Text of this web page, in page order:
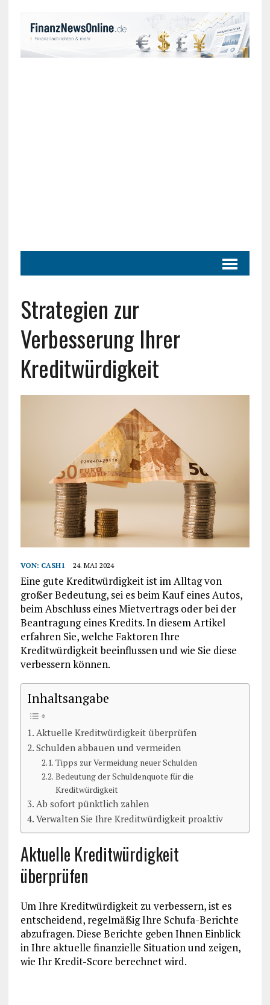
Strategien zur
Verbesserung Ihrer
Kreditwürdigkeit
VON: CASH1 24. MAI 2024
Eine gute Kreditwürdigkeit ist im Alltag von
großer Bedeutung, sei es beim Kauf eines Autos,
beim Abschluss eines Mietvertrags oder bei der
Beantragung eines Kredits. In diesem Artikel
erfahren Sie, welche Faktoren Ihre
Kreditwürdigkeit beeinflussen und wie Sie diese
verbessern können.
Inhaltsangabe
Aktuelle Kreditwürdigkeit überprüfen
Schulden abbauen und vermeiden
Tipps zur Vermeidung neuer Schulden
Bedeutung der Schuldenquote für die
Kreditwürdigkeit
Ab sofort pünktlich zahlen
Verwalten Sie Ihre Kreditwürdigkeit proaktiv
Aktuelle Kreditwürdigkeit
überprüfen
Um Ihre Kreditwürdigkeit zu verbessern, ist es
entscheidend, regelmäßig Ihre Schufa-Berichte
abzufragen. Diese Berichte geben Ihnen Einblick
in Ihre aktuelle finanzielle Situation und zeigen,
wie Ihr Kredit-Score berechnet wird.